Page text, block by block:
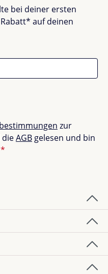
bei deiner ersten
auf deinen
zur
dieAGB gelesen und bin
*